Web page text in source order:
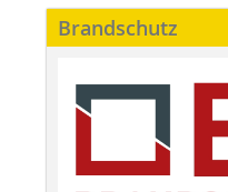
Brandschutz